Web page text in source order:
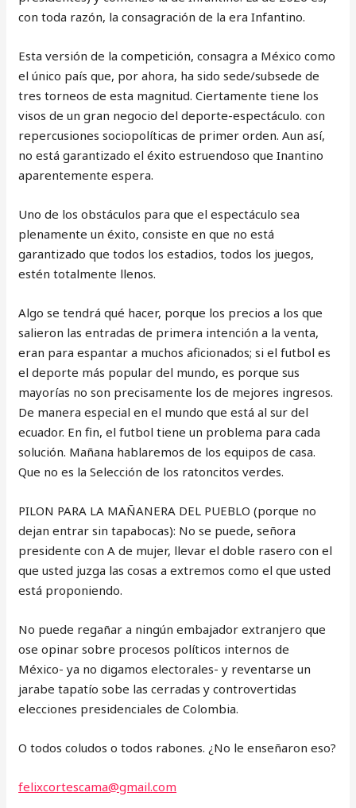
con toda razón, la consagración de la era Infantino.
Esta versión de la competición, consagra a México como
el único país que, por ahora, ha sido sede/subsede de
tres torneos de esta magnitud. Ciertamente tiene los
visos de un gran negocio del deporte-espectáculo. con
repercusiones sociopolíticas de primer orden. Aun así,
no está garantizado el éxito estruendoso que Inantino
aparentemente espera.
Uno de los obstáculos para que el espectáculo sea
plenamente un éxito, consiste en que no está
garantizado que todos los estadios, todos los juegos,
estén totalmente llenos.
Algo se tendrá qué hacer, porque los precios a los que
salieron las entradas de primera intención a la venta,
eran para espantar a muchos aficionados; si el futbol es
el deporte más popular del mundo, es porque sus
mayorías no son precisamente los de mejores ingresos.
De manera especial en el mundo que está al sur del
ecuador. En fin, el futbol tiene un problema para cada
solución. Mañana hablaremos de los equipos de casa.
Que no es la Selección de los ratoncitos verdes.
PILON PARA LA MAÑANERA DEL PUEBLO (porque no
dejan entrar sin tapabocas): No se puede, señora
presidente con A de mujer, llevar el doble rasero con el
que usted juzga las cosas a extremos como el que usted
está proponiendo.
No puede regañar a ningún embajador extranjero que
ose opinar sobre procesos políticos internos de
México- ya no digamos electorales- y reventarse un
jarabe tapatío sobe las cerradas y controvertidas
elecciones presidenciales de Colombia.
O todos coludos o todos rabones. ¿No le enseñaron eso?
felixcortescama@gmail.com